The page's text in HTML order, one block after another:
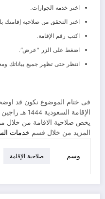
اختر خدمة الجوازات.
اختر التحقق من صلاحية إقامتك
اكتب رقم الإقامة.
اضغط على الزر “عرض”.
انتظر حتى تظهر جميع بياناتك
فى ختام الموضوع نكون قد
الإقامة
يخص صلاحية الاقامة من خلال
المزيد من خلال قسم خدمات
وسم صلاحية الإقامة